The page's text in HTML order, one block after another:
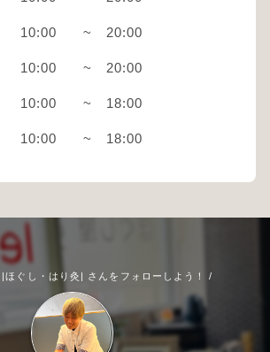
10:00 ~ 20:00
10:00 ~ 20:00
10:00 ~ 18:00
10:00 ~ 18:00
ぐし・はり灸| さんをフォローしよう！ /